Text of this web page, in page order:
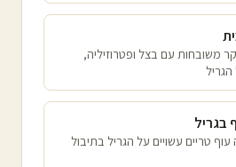
משובחות עם בצל ופטרוזיליה,
הגריל
בגריל
עוף טריים עשויים על הגריל בתיבול